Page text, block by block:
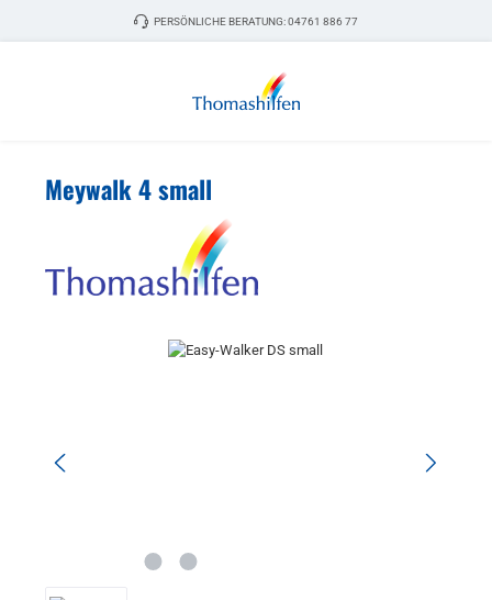
Zum Hauptinhalt springenPERSÖNLICHE BERATUNG:04761 886 77
Meywalk 4 small
Bildergalerie überspringen